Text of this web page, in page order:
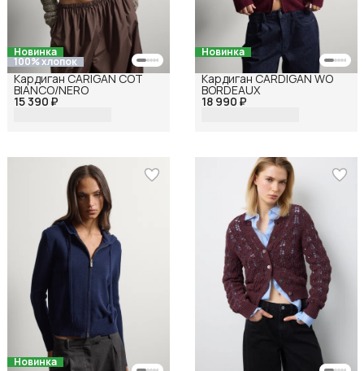
Новинка
100% хлопок
15 390 ₽
Кардиган CARIGAN COT
BIANCO/NERO
Новинка
18 990 ₽
Кардиган CARDIGAN WO
BORDEAUX
Новинка